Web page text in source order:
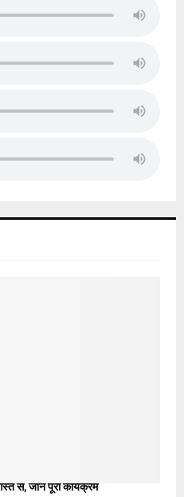
से, जानें पूरा कार्यक्रम